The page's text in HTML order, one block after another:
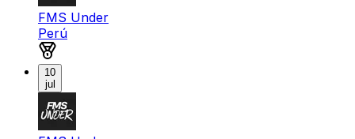
FMS Under
Perú
10
jul